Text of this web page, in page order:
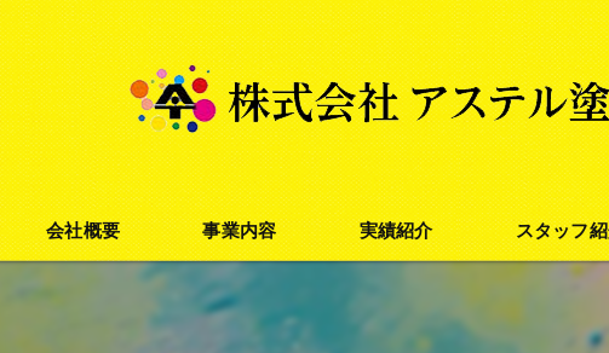
会社概要 事業内容
外壁塗装
実績紹介 スタッフ